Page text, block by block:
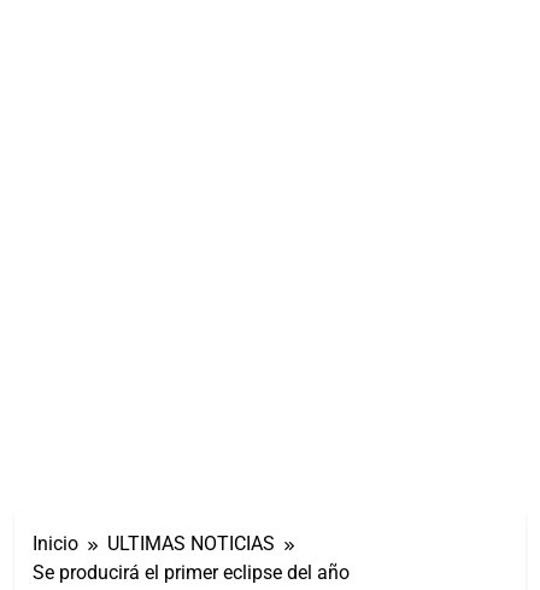
Inicio
ULTIMAS NOTICIAS
Se producirá el primer eclipse del año